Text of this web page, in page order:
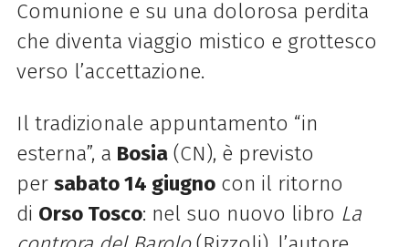
Comunione e su una dolorosa perdita
che diventa viaggio mistico e grottesco
verso l’accettazione.
Il tradizionale appuntamento “in
esterna”, a Bosia (CN), è previsto
per sabato 14 giugno con il ritorno
di Orso Tosco: nel suo nuovo libro La